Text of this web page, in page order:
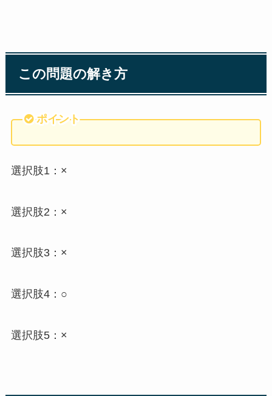
この問題の解き方
ポイント
選択肢1：×
選択肢2：×
選択肢3：×
選択肢4：○
選択肢5：×